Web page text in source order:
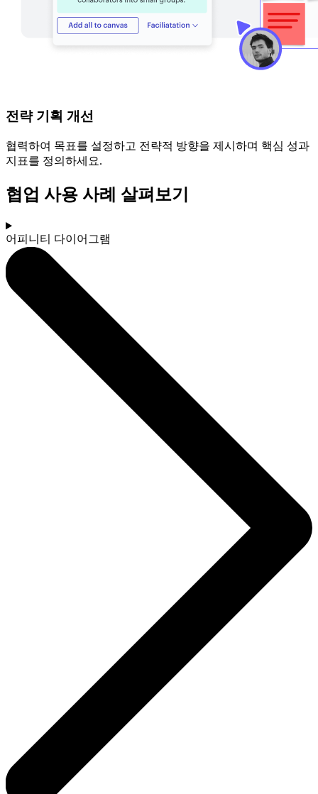
전략 기획 개선
협력하여 목표를 설정하고 전략적 방향을 제시하며 핵심 성과
지표를 정의하세요.
협업 사용 사례 살펴보기
어피니티 다이어그램